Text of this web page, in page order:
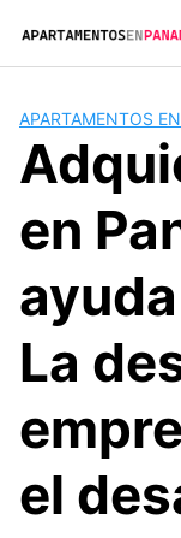
contenido
APARTAMENTOS
en
La
el